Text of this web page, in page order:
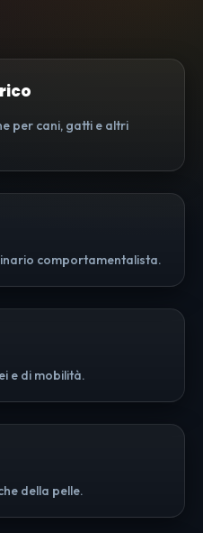
per cani, gatti e altri
comportamentalista.
e di mobilità.
della pelle.